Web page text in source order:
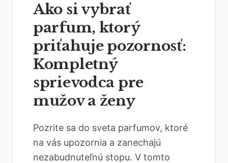
Ako si vybrať
parfum, ktorý
priťahuje pozornosť:
Kompletný
sprievodca pre
mužov a ženy
Pozrite sa do sveta parfumov, ktoré
na vás upozornia a zanechajú
nezabudnuteľnú stopu. V tomto